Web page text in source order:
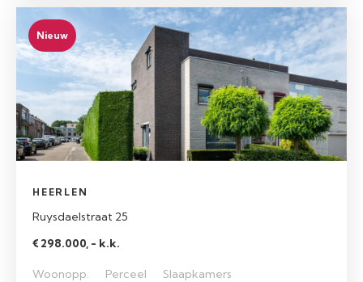
Nieuw
HEERLEN
Ruysdaelstraat 25
€ 298.000, - k.k.
Woonopp.
Perceel
Slaapkamers